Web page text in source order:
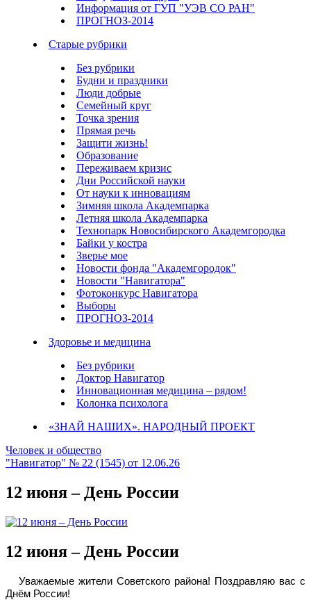
Информация от ГУП "УЭВ СО РАН"
ПРОГНОЗ-2014
Старые рубрики
Без рубрики
Будни и праздники
Люди добрые
Семейный круг
Точка зрения
Прямая речь
Защити жизнь!
Образование
Переживаем кризис
Дни Российской науки
От науки к инновациям
Зимняя школа Академпарка
Летняя школа Академпарка
Технопарк Новосибирского Академгородка
Байки у костра
Зверье мое
Новости фонда "Академгородок"
Новости "Навигатора"
Фотоконкурс Навигатора
Выборы
ПРОГНОЗ-2014
Здоровье и медицина
Без рубрики
Доктор Навигатор
Инновационная медицина – рядом!
Колонка психолога
«ЗНАЙ НАШИХ». НАРОДНЫЙ ПРОЕКТ
Человек и общество
"Навигатор" № 22 (1545) от 12.06.26
12 июня – День России
12 июня – День России
Уважаемые жители Советского района! Поздравляю вас с
Днём России!